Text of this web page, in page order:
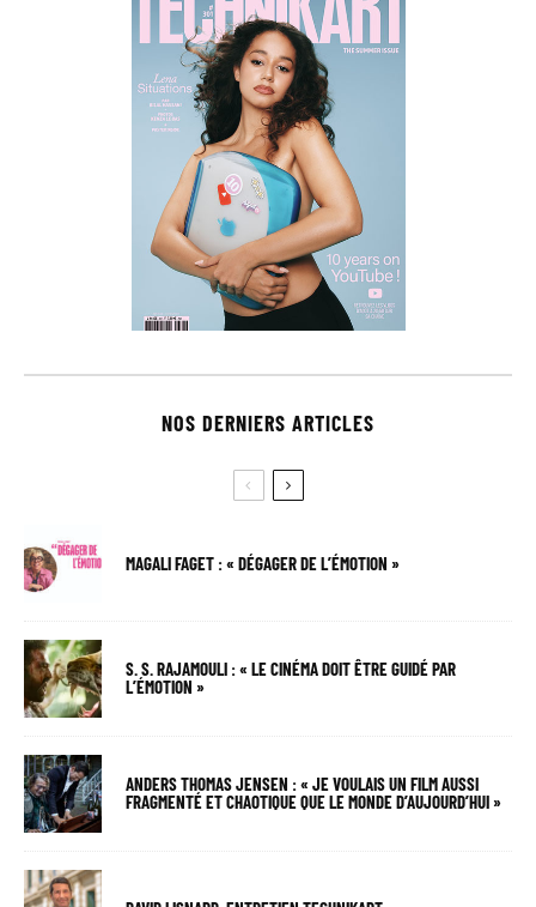
NOS DERNIERS ARTICLES
MAGALI FAGET : « DÉGAGER DE L’ÉMOTION »
S. S. RAJAMOULI : « LE CINÉMA DOIT ÊTRE GUIDÉ PAR
L’ÉMOTION »
ANDERS THOMAS JENSEN : « JE VOULAIS UN FILM AUSSI
FRAGMENTÉ ET CHAOTIQUE QUE LE MONDE D’AUJOURD’HUI »